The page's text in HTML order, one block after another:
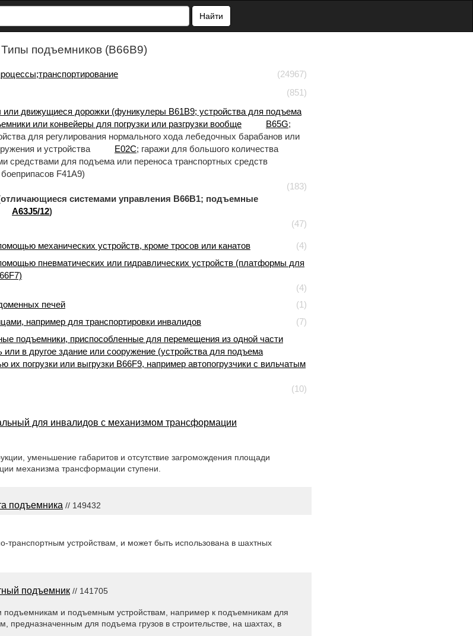
Найти
Типы подъемников (B66B9)
(24967)
(851)
движущиеся дорожки (фуникулеры B61B9; устройства для подъема
или конвейеры для погрузки или разгрузки вообще
B65G;
для регулирования нормального хода лебедочных барабанов или
и устройства E02C; гаражи для большого количества
средствами для подъема или переноса транспортных средств
F41A9)
(183)
системами управления B66B1; подъемные
A63J5/12)
(47)
механических устройств, кроме тросов или канатов
(4)
пневматических или гидравлических устройств (платформы для
(4)
печей
(1)
например для транспортировки инвалидов
(7)
подъемники, приспособленные для перемещения из одной части
в другое здание или сооружение (устройства для подъема
их погрузки или выгрузки B66F9, например автопогрузчики с вильчатым
(10)
для инвалидов с механизмом трансформации
уменьшение габаритов и отсутствие загромождения площади
механизма трансформации ступени.
подъемника // 149432
транспортным устройствам, и может быть использована в шахтных
подъемник // 141705
подъемникам и подъемным устройствам, например к подъемникам для
предназначенным для подъема грузов в строительстве, на шахтах, в